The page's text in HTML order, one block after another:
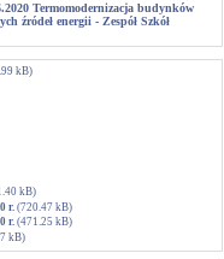
Termomodernizacja budynków
źródeł energii - Zespół Szkół
kB)
kB)
r. (720.47 kB)
r. (471.25 kB)
kB)